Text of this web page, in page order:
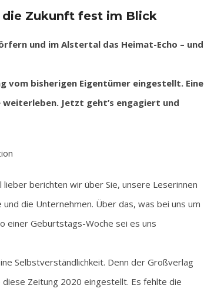
die Zukunft fest im Blick
und im Alstertal das Heimat-Echo – und
vom bisherigen Eigentümer eingestellt. Eine
Jetzt geht’s engagiert und
lieber berichten wir über Sie, unsere Leserinnen
die Unternehmen. Über das, was bei uns um
einer Geburtstags-Woche sei es uns
Selbstverständlichkeit. Denn der Großverlag
Zeitung 2020 eingestellt. Es fehlte die